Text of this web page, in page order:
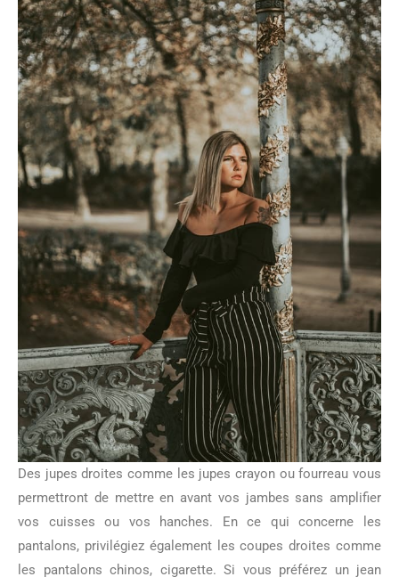
Des jupes droites comme les jupes crayon ou fourreau vous
permettront de mettre en avant vos jambes sans amplifier
vos cuisses ou vos hanches. En ce qui concerne les
pantalons, privilégiez également les coupes droites comme
les pantalons chinos, cigarette. Si vous préférez un jean